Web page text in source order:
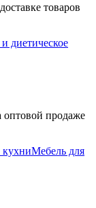
товаров
диетическое
оптовой продаже
кухниМебель для